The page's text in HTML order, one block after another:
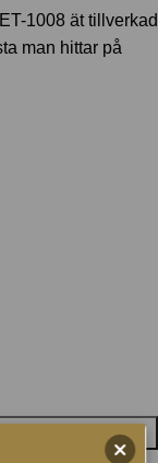
1008 ät tillverkad
man hittar på